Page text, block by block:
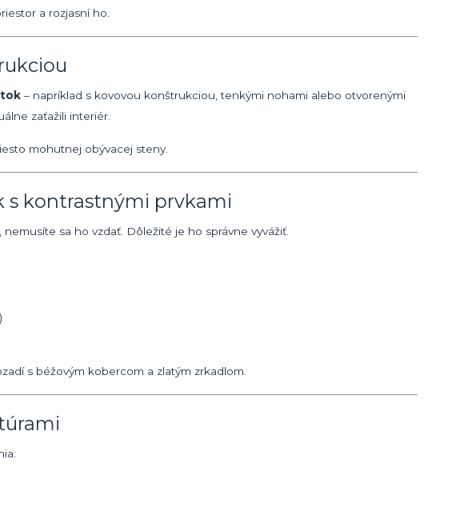
a rozjasní ho.
– napríklad s kovovou konštrukciou, tenkými nohami alebo otvorenými
zaťažili interiér.
mohutnej obývacej steny.
s kontrastnými prvkami
sa ho vzdať. Dôležité je ho správne vyvážiť.
s béžovým kobercom a zlatým zrkadlom.